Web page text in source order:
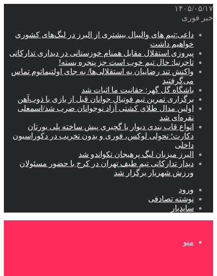
۱۴۰۵/۰۵/۱۷
خبر فوری
داعی:تیم های والیبال بیشتری از البرز در لیگ‌های کشوری
خواهیم داشت
پیروزی استقلال مقابل همنام خوزستانی در دیداری تدارکاتی
تاجرنیا: حال تیم خوب است جز پنجره بسته!
واکنش تند رضاییان به استقلالی‌ها/ به جای اولتیماتوم تماس
می‌گرفتید
باشگاه گل گهر: حقانیت ما اثبات شد
برگزاری تمرین تیم فوتبال جوانان قبل از بازی با ذوب‌آهن
اولین مدال طلای کشتی آزاد نوجوانان ضرب شد/اسمعلی
نقره‌ای شد
انواع قاب بندی دیوار با گچبری پیش ساخته پلی یورتان
دکارت؛ تحولی لوکس، فوری و بدون تخریب در دکوراسیون
داخلی
البرز میزبان لیگ پرهیجان تکواندو شد
دیدار تدارکاتی تیم طیف تهران در کرج با حضور مسئولان
ورزش شهریار برگزار شد
ورود
نوشته تصادفی
سایدبار
منو